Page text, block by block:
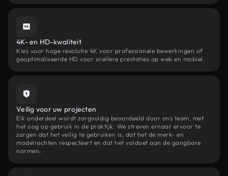
4K- en HD-kwaliteit
Kies voor hoge resolutie 4K voor professionele bewerkingen of
geoptimaliseerde HD voor snellere prestaties op web en mobiel.
Veilig voor uw projecten
Elk onderdeel wordt zorgvuldig beoordeeld door ons team, met
het oog op gebruik in de praktijk. We streven ernaar ervoor te
zorgen dat het veilig te gebruiken is, dat het de merk- en
modelrechten respecteert en dat het voldoet aan de gangbare
normen.